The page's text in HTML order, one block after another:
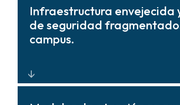
Monitoreo integrado,
acceso y conocimiento de la
para permitir una respuesta
prevención rápidas.
Infraestructura envejecida
de seguridad
campus.